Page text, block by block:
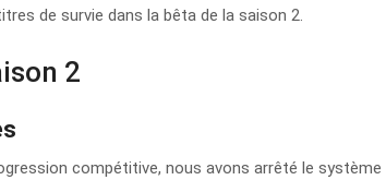
de survie dans la bêta de la saison 2.
2
compétitive, nous avons arrêté le système